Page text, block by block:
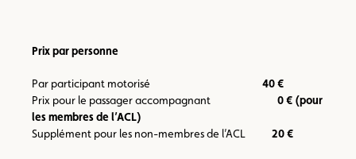
Prix par personne
Par participant motorisé 40 €
Prix pour le passager accompagnant 0 € (pour
les membres de l’ACL)
Supplément pour les non-membres de l’ACL 20 €